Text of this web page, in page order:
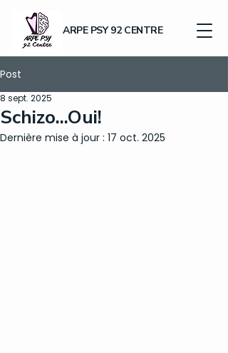
ARPE PSY 92 CENTRE
Post
Schizo...Oui!
8 sept. 2025
Dernière mise à jour : 17 oct. 2025